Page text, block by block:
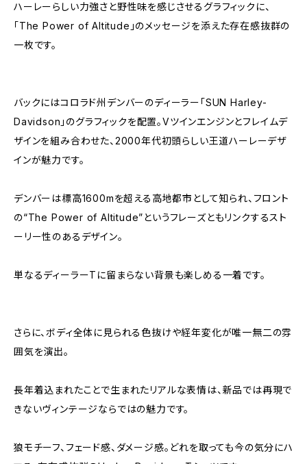
ハーレーらしい力強さと野性味を感じさせるグラフィックに、
「The Power of Altitude」のメッセージを添えた存在感抜群の
一枚です。
バックにはコロラド州デンバーのディーラー「SUN Harley-
Davidson」のグラフィックを配置。Vツインエンジンとフレイムデ
ザインを組み合わせた、2000年代初頭らしい王道ハーレーデザ
インが魅力です。
デンバーは標高1600mを超える高地都市として知られ、フロント
の“The Power of Altitude”というフレーズともリンクするスト
ーリー性のあるデザイン。
単なるディーラーTに留まらない背景も楽しめる一着です。
さらに、ボディ全体に見られる色抜けや経年変化が唯一無二の雰
囲気を演出。
長年着込まれたことで生まれたリアルな表情は、新品では再現で
きないヴィンテージならではの魅力です。
狼モチーフ、フェード感、ダメージ感。どれを取っても今の気分にハ